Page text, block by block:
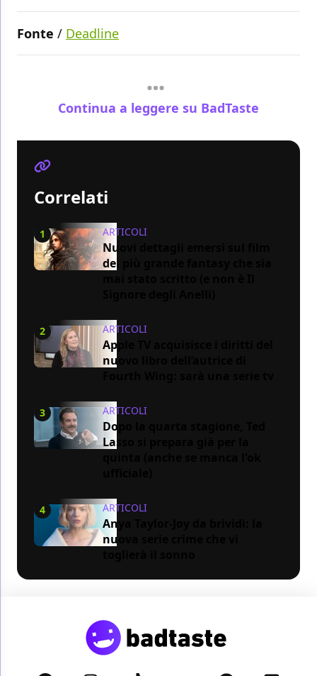
Fonte / Deadline
Continua a leggere su BadTaste
Correlati
1 ARTICOLI
Nuovi dettagli emersi sul film
del più grande fantasy che sia
2 ARTICOLI
Apple TV acquisisce i diritti del
nuovo libro dell’autrice di
3 ARTICOLI
Dopo la quarta stagione, Ted
Lasso si prepara già per la
4 ARTICOLI
Anya Taylor-Joy da brividi: la
nuova serie crime che vi